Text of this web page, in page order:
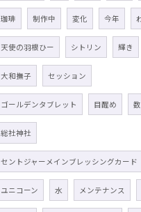
珈琲 制作中 変化 今年
天使の羽根ひー シトリン 輝き
大和撫子 セッション
ゴールデンタブレット 目醒め
総社神社
セントジャーメインブレッシングカード
ユニコーン 水 メンテナンス